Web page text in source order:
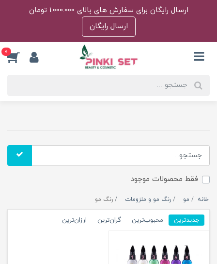
ارسال رایگان برای سفارش های بالای 1.000.000 تومان
ارسال رایگان
0
فقط محصولات موجود
خانه مو رنگ مو و ملزومات رنگ مو
جدیدترین محبوب‌ترین گران‌ترین ارزان‌ترین